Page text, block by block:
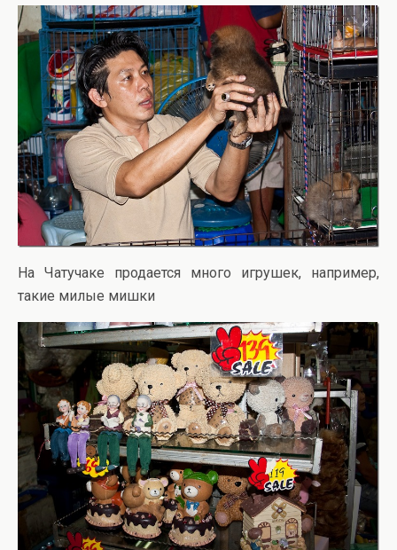
На Чатучаке продается много игрушек, например,
такие милые мишки